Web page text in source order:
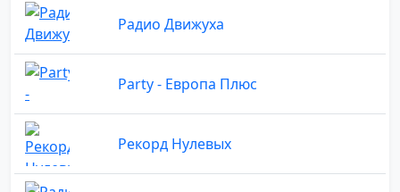
Радио Движуха
Party - Европа Плюс
Рекорд Нулевых